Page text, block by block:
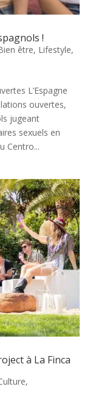
!
être, Lifestyle,
L’Espagne
ouvertes,
jugeant
sexuels en
Centro...
à La Finca
,